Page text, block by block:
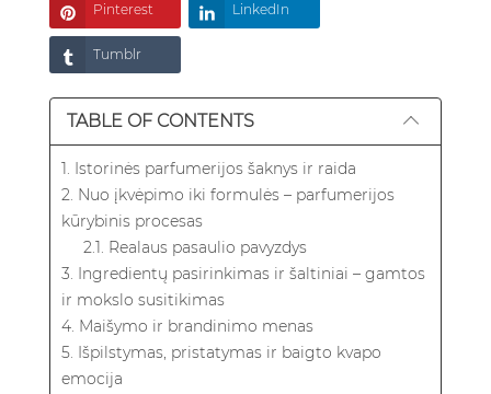
Pinterest LinkedIn
Tumblr
TABLE OF CONTENTS
1. Istorinės parfumerijos šaknys ir raida
2. Nuo įkvėpimo iki formulės – parfumerijos
kūrybinis procesas
2.1. Realaus pasaulio pavyzdys
3. Ingredientų pasirinkimas ir šaltiniai – gamtos
ir mokslo susitikimas
4. Maišymo ir brandinimo menas
5. Išpilstymas, pristatymas ir baigto kvapo
emocija